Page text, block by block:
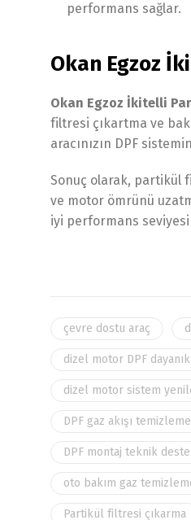
performans sağlar.
Okan Egzoz
Okan Egzoz İkitelli
filtresi çıkartma ve
aracınızın DPF
Sonuç olarak, partikül
ve motor ömrünü
iyi performans
çevre dostu araç
dizel motor DPF
dizel motor sistem
DPF gaz akışı temizleme
DPF montaj teknik
oto bakım gaz
Partikül filtresi çıkarma